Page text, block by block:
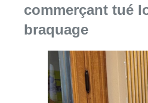
commerçant tué
braquage